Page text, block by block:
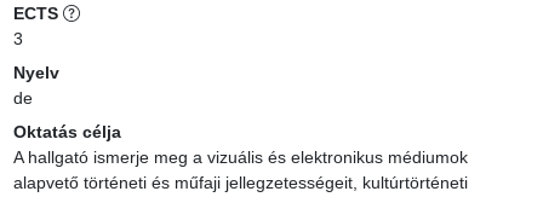
ECTS
3
Nyelv
de
Oktatás célja
A hallgató ismerje meg a vizuális és elektronikus médiumok
alapvető történeti és műfaji jellegzetességeit, kultúrtörténeti